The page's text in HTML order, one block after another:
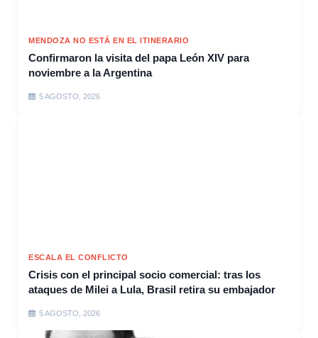
MENDOZA NO ESTÁ EN EL ITINERARIO
Confirmaron la visita del papa León XIV para
noviembre a la Argentina
5 AGOSTO, 2026
ESCALA EL CONFLICTO
Crisis con el principal socio comercial: tras los
ataques de Milei a Lula, Brasil retira su embajador
5 AGOSTO, 2026